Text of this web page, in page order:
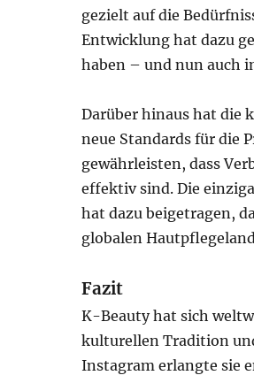
gezielt auf die
Entwicklung hat dazu
haben – und nun auch
Darüber hinaus hat die
neue Standards für die
gewährleisten, dass
effektiv sind. Die
hat dazu beigetragen,
globalen
Fazit
K-Beauty hat sich
kulturellen Tradition
Instagram erlangte sie